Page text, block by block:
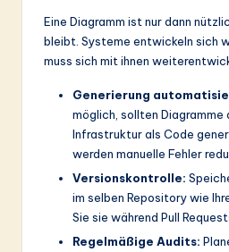
Eine Diagramm ist nur dann
bleibt. Systeme entwickeln sich
muss sich mit ihnen
Generierung
möglich, sollten Diagramme
Infrastruktur als Code
werden manuelle Fehler
Versionskontrolle:
im selben Repository wie
Sie sie während Pull
Regelmäßige Audits: